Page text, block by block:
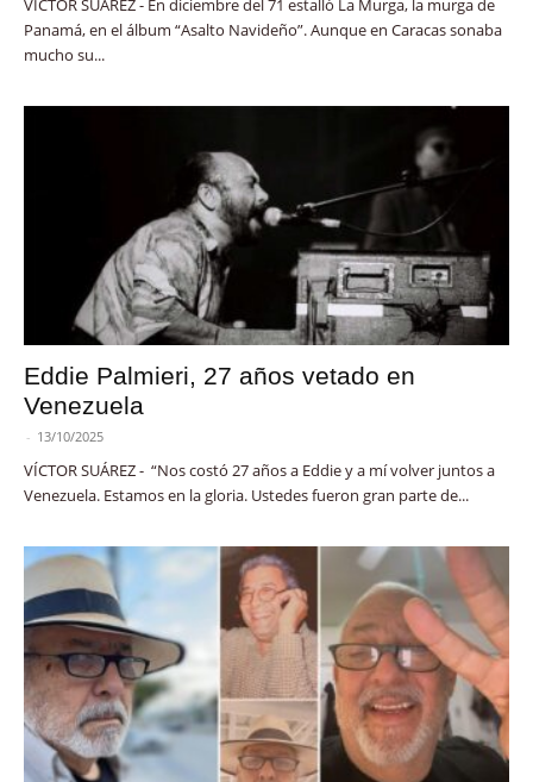
VÍCTOR SUÁREZ - En diciembre del 71 estalló La Murga, la murga de
Panamá, en el álbum “Asalto Navideño”. Aunque en Caracas sonaba
mucho su...
Eddie Palmieri, 27 años vetado en
Venezuela
- 13/10/2025
VÍCTOR SUÁREZ - “Nos costó 27 años a Eddie y a mí volver juntos a
Venezuela. Estamos en la gloria. Ustedes fueron gran parte de...